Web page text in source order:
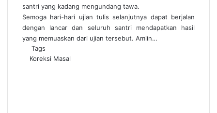
santri yang kadang mengundang tawa.
Semoga hari-hari ujian tulis selanjutnya dapat berjalan
dengan lancar dan seluruh santri mendapatkan hasil
yang memuaskan dari ujian tersebut. Amiin…
Tags
Koreksi Masal